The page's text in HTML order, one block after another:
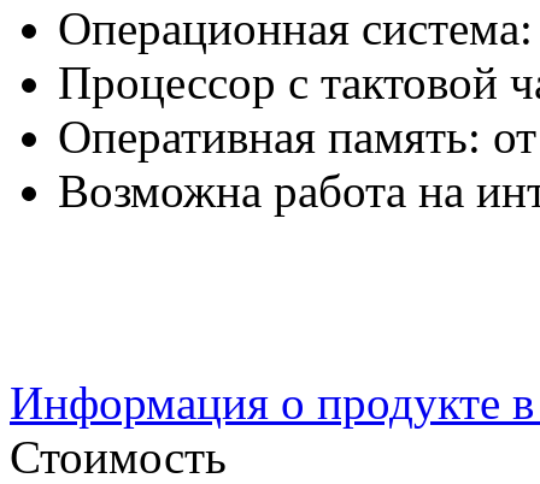
Операционная
Процессор с тактовой
Оперативная память:
Возможна работа на
Информация о продукте
Стоимость